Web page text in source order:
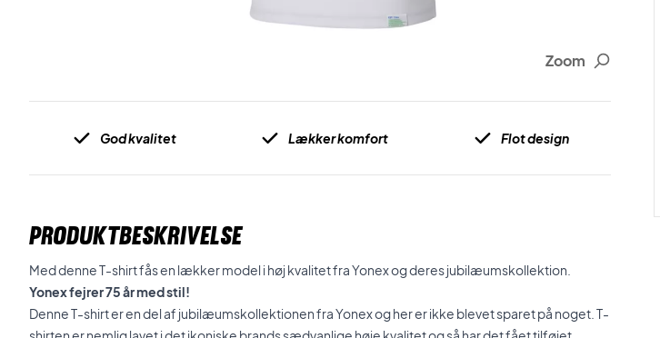
Zoom
God kvalitet Lækker komfort Flot design
PRODUKTBESKRIVELSE
Med denne T-shirt fås en lækker model i høj kvalitet fra Yonex og deres jubilæumskollektion.
Yonex fejrer 75 år med stil!
Denne T-shirt er en del af jubilæumskollektionen fra Yonex og her er ikke blevet sparet på noget. T-